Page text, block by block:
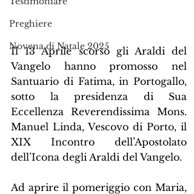
Preghiere
Novena di Natale 2025
Il 13 Aprile scorso gli Araldi del
Vangelo hanno promosso nel
Santuario di Fatima, in Portogallo,
sotto la presidenza di Sua
Eccellenza Reverendissima Mons.
Manuel Linda, Vescovo di Porto, il
XIX Incontro dell’Apostolato
dell’Icona degli Araldi del Vangelo.
Ad aprire il pomeriggio con Maria,